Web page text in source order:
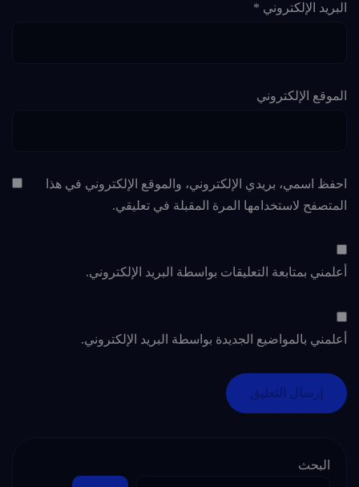
البريد الإلكتروني *
الموقع الإلكتروني
احفظ اسمي، بريدي الإلكتروني، والموقع الإلكتروني في هذا
المتصفح لاستخدامها المرة المقبلة في تعليقي.
أعلمني بمتابعة التعليقات بواسطة البريد الإلكتروني.
أعلمني بالمواضيع الجديدة بواسطة البريد الإلكتروني.
البحث